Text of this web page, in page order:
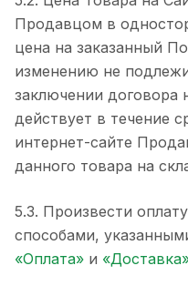
Продавцом в
цена на заказанный
изменению не
заключении договора
действует в течение
интернет-сайте
данного товара на
5.3. Произвести
способами,
«Оплата» и